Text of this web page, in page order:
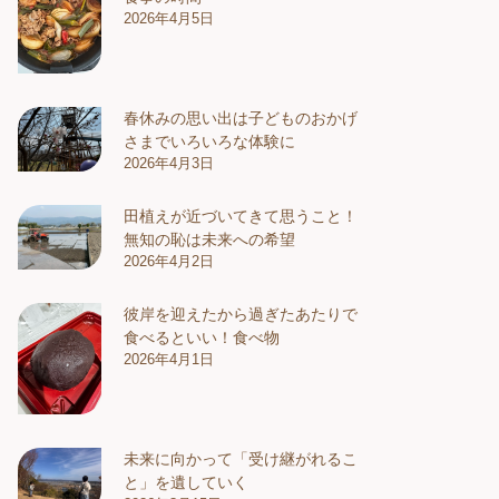
2026年4月5日
春休みの思い出は子どものおかげ
さまでいろいろな体験に
2026年4月3日
田植えが近づいてきて思うこと！
無知の恥は未来への希望
2026年4月2日
彼岸を迎えたから過ぎたあたりで
食べるといい！食べ物
2026年4月1日
未来に向かって「受け継がれるこ
と」を遺していく